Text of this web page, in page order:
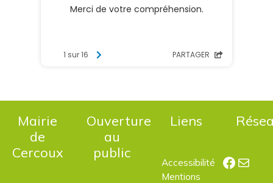
Mairie
de
Cercoux
Ouverture
au
public
Liens
Accessibilité
Mentions
E-mail